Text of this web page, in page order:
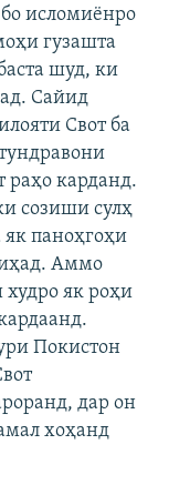
исломиёнро
гузашта
шуд, ки
Сайид
Свот ба
карданд.
созиши сулҳ
як паноҳгоҳи
Аммо
як роҳи
Покистон
дар он
хоҳанд